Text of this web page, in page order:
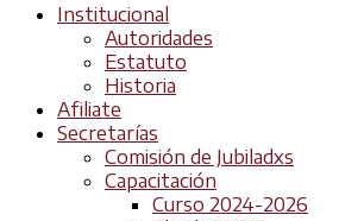
Institucional
Autoridades
Estatuto
Historia
Afiliate
Secretarías
Comisión de Jubiladxs
Capacitación
Curso 2024-2026